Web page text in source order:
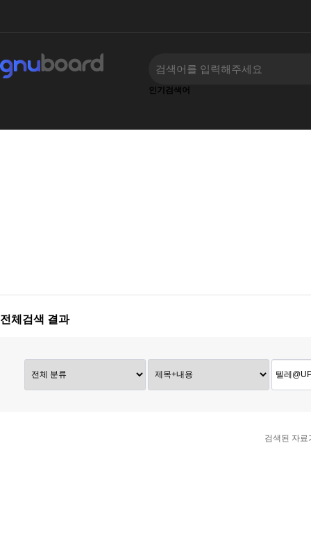
인기검색어
전체검색 결과
검색된 자료